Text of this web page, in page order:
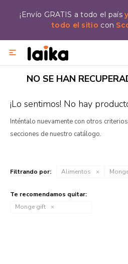
¡Envío GRATIS a todo el país
todo el sitio con

NO SE HAN
¡Lo sentimos! No hay
Inténtalo nuevamente con otros
secciones de nuestro catálogo.
Filtrando por: Alimentos
Te recomendamos quitar:
Monge gift